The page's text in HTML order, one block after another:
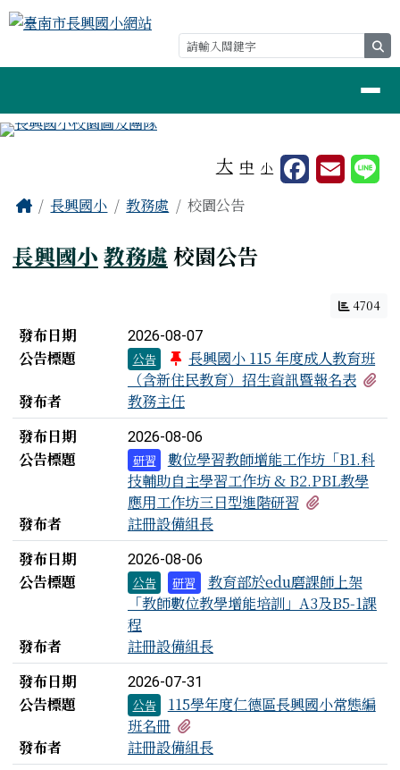
跳至主內容區
臺南市長興國小網站
大 中 小
主內容區域
Home
長興國小 教務處 校園公告
長興國小 教務處 校園公告
4704
新聞列表
發布日期 2026-08-07
公告標題 公告
長興國小 115 年度成人教育班
（含新住民教育）招生資訊暨報名表
發布者
教務主任
發布日期
2026-08-06
公告標題 研習
數位學習教師增能工作坊「B1.科
技輔助自主學習工作坊 & B2.PBL教學
應用工作坊三日型進階研習
發布者
註冊設備組長
發布日期
2026-08-06
公告標題 公告 研習
教育部於edu磨課師上架
「教師數位教學增能培訓」A3及B5-1課
程
發布者
註冊設備組長
發布日期
2026-07-31
公告標題 公告
115學年度仁德區長興國小常態編
班名冊
發布者
註冊設備組長
頁尾區域